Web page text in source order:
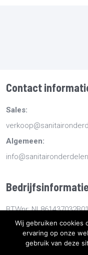
Contact
Sales:
Algemeen:
BTWnr:
KvKnr: 78527112
Wij gebruiken cookies
ervaring op onze
gebruik van deze